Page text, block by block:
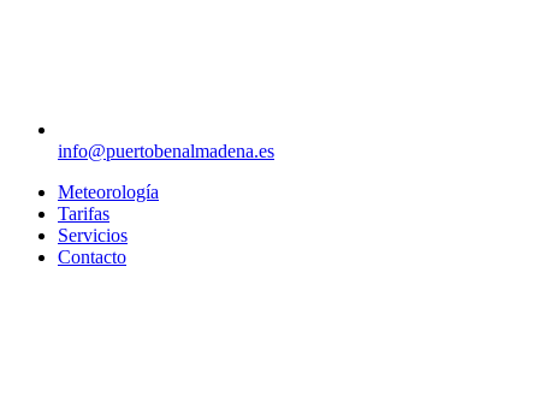
info@puertobenalmadena.es
Meteorología
Tarifas
Servicios
Contacto